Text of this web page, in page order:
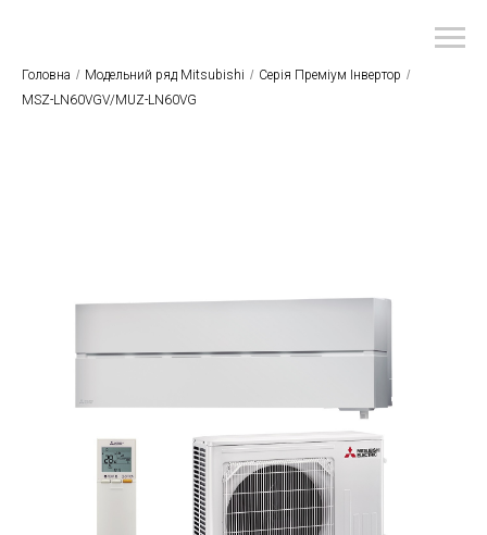
Головна / Модельний ряд Mitsubishi / Серія Преміум Інвертор /
MSZ-LN60VGV/MUZ-LN60VG